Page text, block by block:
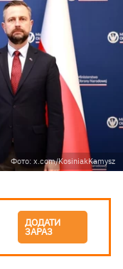
Фото: x.com/KosiniakKamysz
ДОДАТИ
ЗАРАЗ